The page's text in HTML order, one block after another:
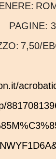
PAGINE:
7,50/